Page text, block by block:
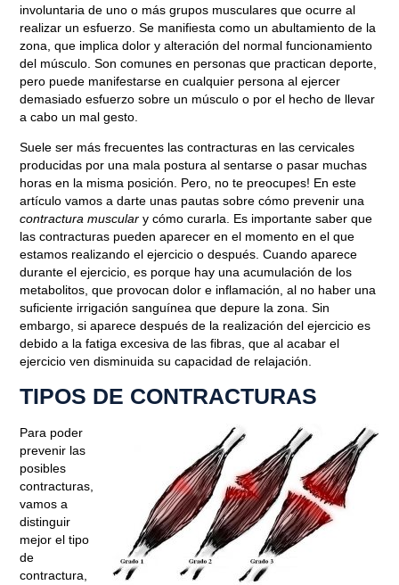
involuntaria de uno o más grupos muscularesque ocurre al
realizar un esfuerzo. Se manifiesta como un abultamiento de la
zona, que implica dolor y alteración del normal funcionamiento
del músculo. Son comunes en personas que practican deporte
pero puede manifestarse en cualquier persona al ejercer
demasiado esfuerzo sobre un músculo o por el hecho de llevar
a cabo un mal gesto
Suele ser más frecuentes las contracturas en las cervicales
producidas por una mala postura al sentarse o pasar muchas
horas en la misma posición. Pero, no te preocupes! En este
artículo vamos a darte unas pautas sobrecómo prevenir una
contractura muscular y cómo curarla. Es importante saber que
las contracturas pueden aparecer en el momento en el que
estamos realizando el ejercicio o después. Cuando aparece
durante el ejercicio, es porque hay una acumulación de los
metabolitos, que provocan dolor e inflamación, al no haber una
suficiente irrigación sanguínea que depure la zona. Sin
embargo, si aparece después de la realización del ejercicio es
debido a la fatiga excesiva de las fibras, que al acabar el
ejercicio ven disminuida su capacidad de relajación.
TIPOS DE CONTRACTURAS
Para poder
prevenir las
posibles
contracturas,
vamos a
distinguir
mejor el tipo
de
contractura,